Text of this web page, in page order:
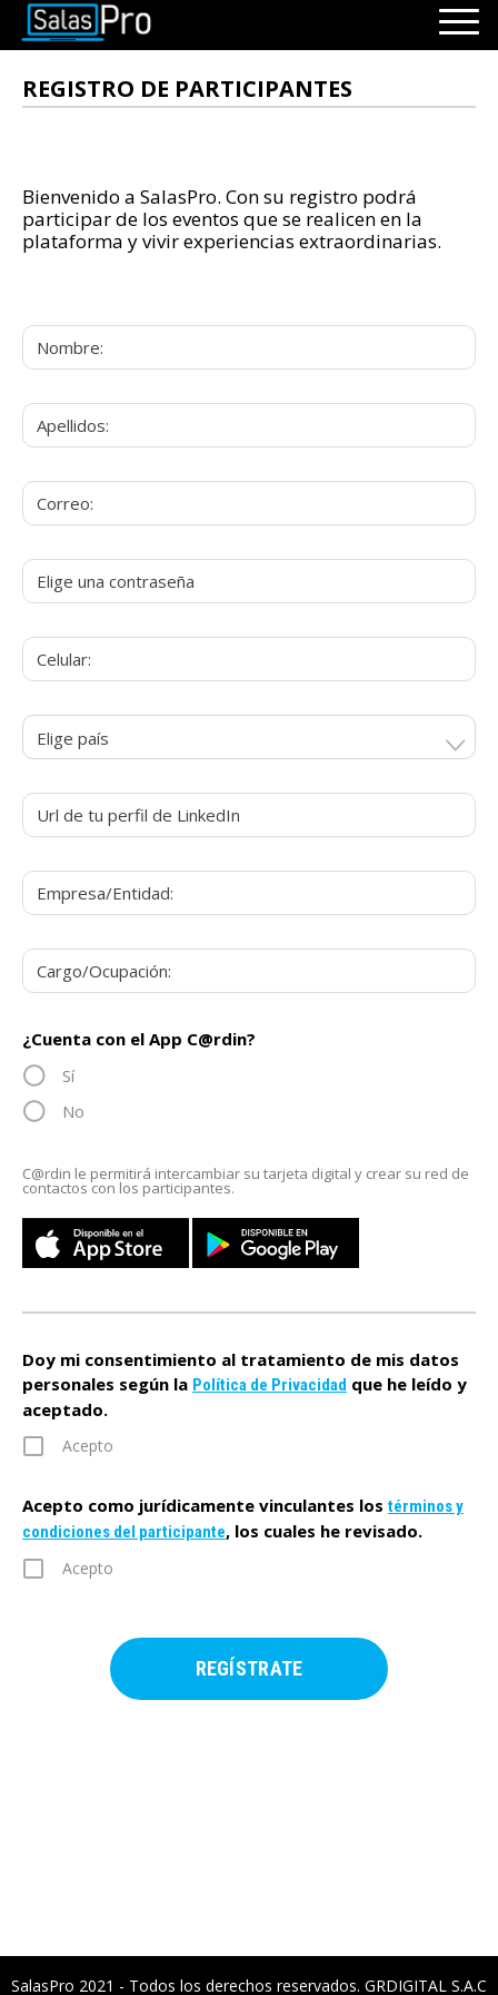
RECURSOS
SALAS
CONTÁCTENOS
REGISTRO DE PARTICIPANTES
Bienvenido a SalasPro. Con su registro podrá
participar de los eventos que se realicen en la
plataforma y vivir experiencias extraordinarias.
Elige país
¿Cuenta con el App C@rdin?
Sí
No
C@rdin le permitirá intercambiar su tarjeta digital y crear su red de
contactos con los participantes.
Doy mi consentimiento al tratamiento de mis datos
personales según la Política de Privacidad que he leído y
aceptado.
Acepto
Acepto como jurídicamente vinculantes los términos y
condiciones del participante, los cuales he revisado.
Acepto
SalasPro 2021 - Todos los derechos reservados. GRDIGITAL S.A.C